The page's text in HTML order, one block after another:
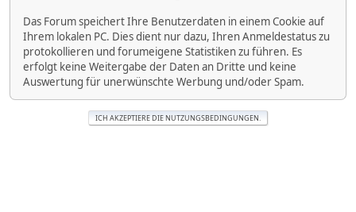
Das Forum speichert Ihre Benutzerdaten in einem Cookie auf
Ihrem lokalen PC. Dies dient nur dazu, Ihren Anmeldestatus zu
protokollieren und forumeigene Statistiken zu führen. Es
erfolgt keine Weitergabe der Daten an Dritte und keine
Auswertung für unerwünschte Werbung und/oder Spam.